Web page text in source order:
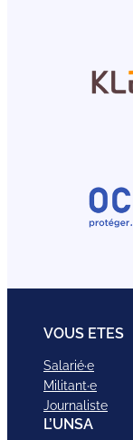
VOUS ETES
Salarié·e
Militant·e
Journaliste
L’UNSA